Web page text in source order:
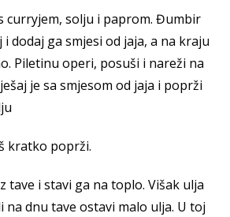
curryjem, solju i paprom. Đumbir
dodaj ga smjesi od jaja, a na kraju
Piletinu operi, posuši i nareži na
je sa smjesom od jaja i poprži
kratko poprži.
tave i stavi ga na toplo. Višak ulja
na dnu tave ostavi malo ulja. U toj